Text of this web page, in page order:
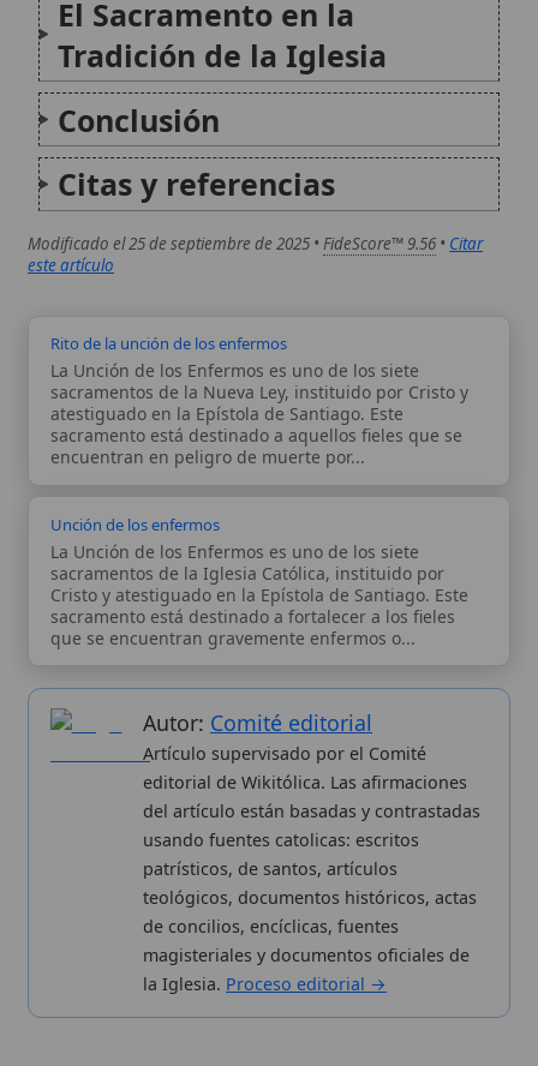
Rito de la unción de los enfermos
La Unción de los Enfermos es uno de los siete
sacramentos de la Nueva Ley, instituido por Cristo y
atestiguado en la Epístola de Santiago. Este
sacramento está destinado a aquellos fieles que se
Unción de los enfermos
sacramentos de la Iglesia Católica, instituido por
Cristo y atestiguado en la Epístola de Santiago. Este
Autor:Comité editorial
Artículo supervisado por el Comité
editorial de Wikitólica. Las afirmaciones
del artículo están basadas y contrastadas
patrísticos, de santos, artículos
teológicos, documentos históricos, actas
de concilios, encíclicas, fuentes
magisteriales y documentos oficiales de
la Iglesia.Proceso editorial →
histórico y litúrgico de la Iglesia Católica. Parte de la red formativa
Buscador Católico yCustodio Animae . Con
analíticas anónimas. LicenciaCC BY-SA(texto). Editado en
Valencia, España.ISSN: 3101-7339. Bajo el patrocinio de San
Carlo Acutis.
Sobre nosotros
Proceso editorial
Publicación seriada
Datos abiertos
Estadísticas
Aviso legal
Política de privacidad
Categorias
Más visitados
Nuevas entradas
Cambios recientes
Aplicaciones
Kit de Prensa
Widgets para tu web
✦ SÍGUENOS EN